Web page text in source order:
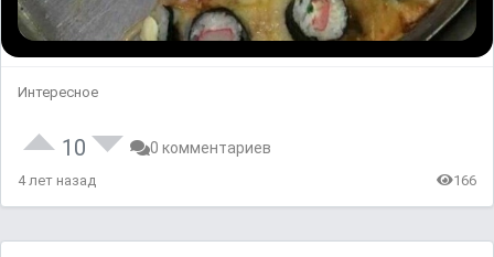
Интересное
10 0 комментариев
4 лет назад 166